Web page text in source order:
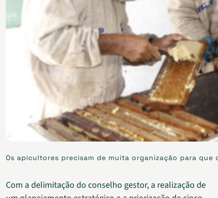
Os apicultores precisam de muita organização para
Com a delimitação do conselho gestor, a realização de